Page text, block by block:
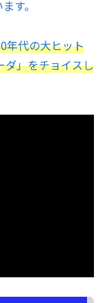
す。
年代の大ヒット
ダ」をチョイスし